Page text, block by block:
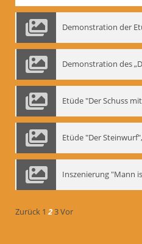
Zurück 1 23Vor